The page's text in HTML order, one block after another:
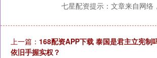
七星配资提示：文章来自网络
上一篇： 168配资APP下载 泰国是君主立宪制
依旧手握实权？